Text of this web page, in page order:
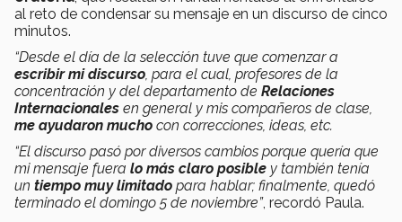
al reto de condensar su mensaje en un discurso de cinco
minutos.
“Desde el día de la selección tuve que comenzar a
escribir mi discurso, para el cual, profesores de la
concentración y del departamento de Relaciones
Internacionales en general y mis compañeros de clase,
me ayudaron mucho con correcciones, ideas, etc.
“El discurso pasó por diversos cambios porque quería que
mi mensaje fuera lo más claro posible y también tenía
un tiempo muy limitado para hablar; finalmente, quedó
terminado el domingo 5 de noviembre”, recordó Paula.